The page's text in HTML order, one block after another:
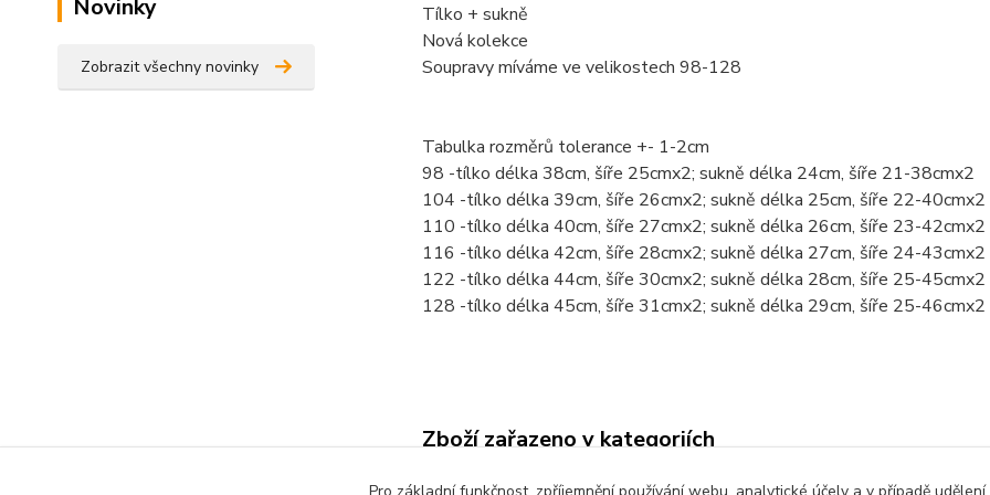
Novinky
Zobrazit všechny novinky
Tílko + sukně
Nová kolekce
Soupravy míváme ve velikostech 98-128
Tabulka rozměrů tolerance +- 1-2cm
98 -tílko délka 38cm, šíře 25cmx2; sukně délka 24cm, šíře 21-38cmx2
104 -tílko délka 39cm, šíře 26cmx2; sukně délka 25cm, šíře 22-40cmx2
110 -tílko délka 40cm, šíře 27cmx2; sukně délka 26cm, šíře 23-42cmx2
116 -tílko délka 42cm, šíře 28cmx2; sukně délka 27cm, šíře 24-43cmx2
122 -tílko délka 44cm, šíře 30cmx2; sukně délka 28cm, šíře 25-45cmx2
128 -tílko délka 45cm, šíře 31cmx2; sukně délka 29cm, šíře 25-46cmx2
Zboží zařazeno v kategoriích
Dětské oblečení Komplety, soupravy